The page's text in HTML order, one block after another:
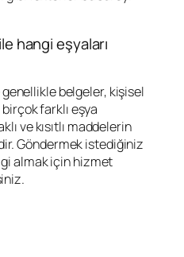
hangi eşyaları
genellikle belgeler, kişisel
farklı eşya
ve kısıtlı maddelerin
Göndermek istediğiniz
almak için hizmet